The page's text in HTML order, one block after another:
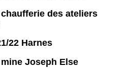
des ateliers
22 Harnes
Joseph Else